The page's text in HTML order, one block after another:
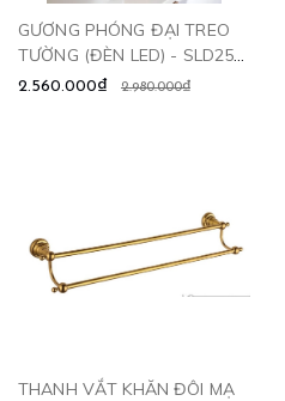
GƯƠNG PHÓNG ĐẠI TREO
TƯỜNG (ĐÈN LED) - SLD256
CLEANMAX
2.560.000₫ 2.980.000₫
THANH VẮT KHĂN ĐÔI MẠ